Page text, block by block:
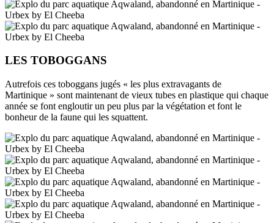
LES TOBOGGANS
Autrefois ces toboggans jugés « les plus extravagants de
Martinique » sont maintenant de vieux tubes en plastique qui chaque
année se font engloutir un peu plus par la végétation et font le
bonheur de la faune qui les squattent.